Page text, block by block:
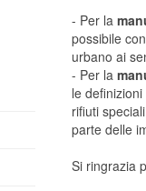
- Per la
possibile
urbano ai
- Per la
le
rifiuti
parte delle
Si ringrazia